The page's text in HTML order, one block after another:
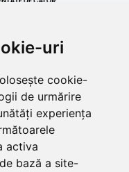
uri
cookie-
de urmărire
experiența
activa
bază a site-